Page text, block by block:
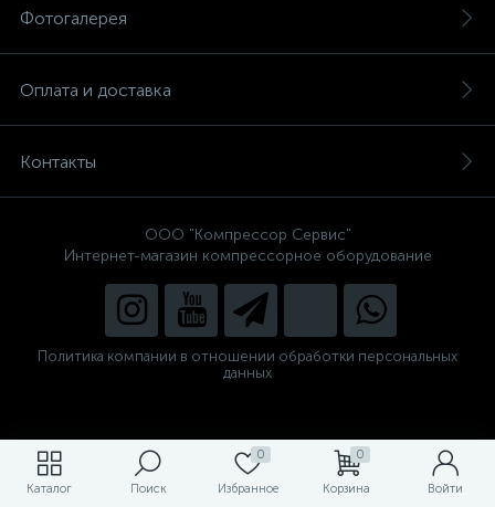
Каталог Поиск
0
Избранное
0
Корзина Войти
Фотогалерея
Оплата и доставка
Контакты
ООО "Компрессор Сервис"
Интернет-магазин компрессорное оборудование
Политика компании в отношении обработки персональных
данных